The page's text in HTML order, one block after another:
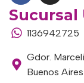
Sucursal
1136942725
Gdor.
Buenos Aires